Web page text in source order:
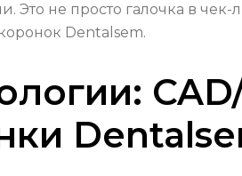
Это не просто галочка в
Dentalsem.